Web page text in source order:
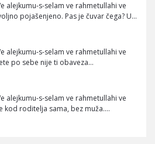
alejkumu-s-selam ve rahmetullahi ve
pojašenjeno. Pas je čuvar čega? U…
alejkumu-s-selam ve rahmetullahi ve
po sebe nije ti obaveza…
alejkumu-s-selam ve rahmetullahi ve
kod roditelja sama, bez muža.…